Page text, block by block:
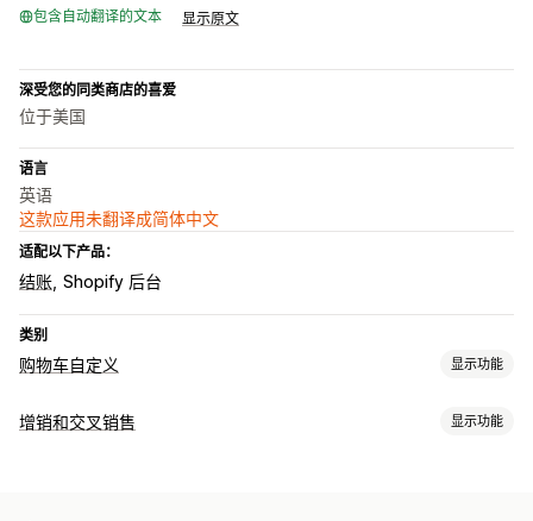
包含自动翻译的文本 显示原文
深受您的同类商店的喜爱
位于美国
语言
英语
这款应用未翻译成简体中文
适配以下产品：
结账 Shopify 后台
类别
购物车自定义 显示功能
购物车显示
增销和交叉销售 显示功能